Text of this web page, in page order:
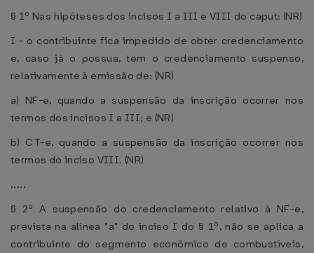
§ 1º Nas hipóteses dos incisos I a III e VIII do caput: (NR)
I - o contribuinte fica impedido de obter credenciamento
e, caso já o possua, tem o credenciamento suspenso,
relativamente à emissão de: (NR)
a) NF-e, quando a suspensão da inscrição ocorrer nos
termos dos incisos I a III; e (NR)
b) CT-e, quando a suspensão da inscrição ocorrer nos
termos do inciso VIII. (NR)
.....
§ 2º A suspensão do credenciamento relativo à NF-e,
prevista na alínea "a" do inciso I do § 1º, não se aplica a
contribuinte do segmento econômico de combustíveis,